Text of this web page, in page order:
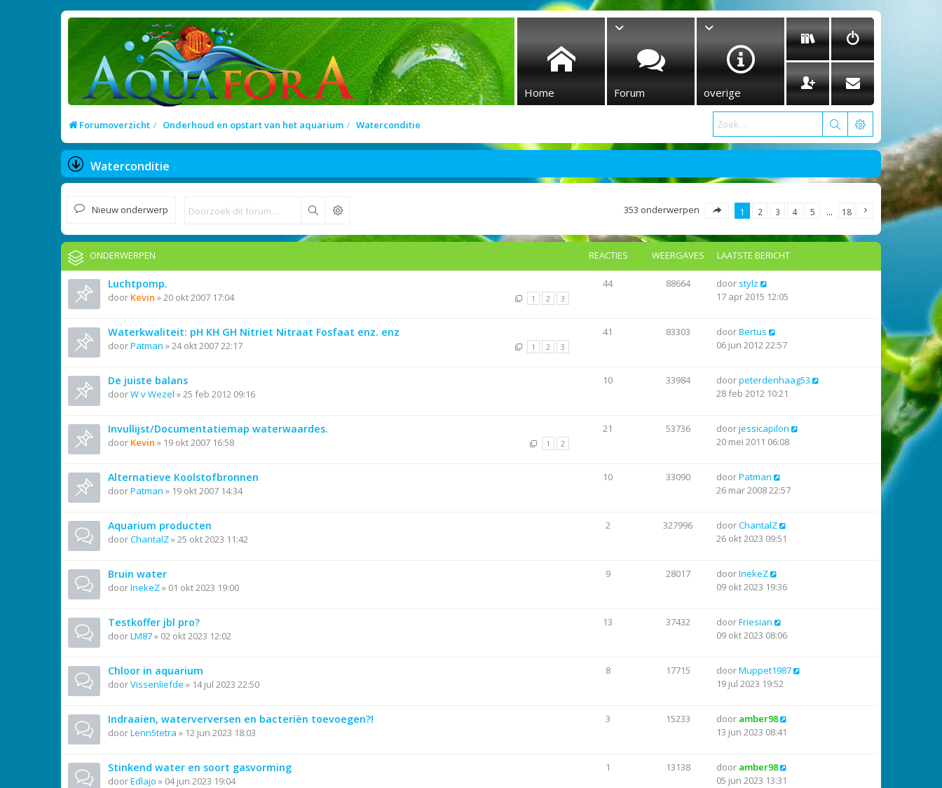
Home Forum overige
Forumoverzicht Onderhoud en opstart van het aquarium Waterconditie
Waterconditie
Nieuw onderwerp Zoek 353 onderwerpen 1 2 3 4 5 … 18
ONDERWERPEN REACTIES WEERGAVES LAATSTE BERICHT
Luchtpomp.
door Kevin »20 okt 2007 17:04 1 2 3
44 88664 door stylz
17 apr 2015 12:05
Waterkwaliteit: pH KH GH Nitriet Nitraat Fosfaat enz. enz
doorPatman »24 okt 2007 22:17 1 2 3
41 83303 doorBertus
06 jun 2012 22:57
De juiste balans
doorW v Wezel »25 feb 2012 09:16
10 33984 doorpeterdenhaag53
28 feb 2012 10:21
Invullijst/Documentatiemap waterwaardes.
door Kevin » 19 okt 2007 16:58 1 2
21 53736 doorjessicapilon
20 mei 2011 06:08
Alternatieve Koolstofbronnen
doorPatman » 19 okt 2007 14:34
10 33090 doorPatman
26 mar 2008 22:57
Aquarium producten
doorChantalZ»25 okt 2023 11:42
2 327996 doorChantalZ
26 okt 2023 09:51
Bruin water
doorInekeZ» 01 okt 2023 19:00
9 28017 doorInekeZ
09 okt 2023 19:36
Testkoffer jbl pro?
doorLM87» 02 okt 2023 12:02
13 37432 doorFriesian
09 okt 2023 08:06
Chloor in aquarium
doorVissenliefde » 14 jul 2023 22:50
8 17715 doorMuppet1987
19 jul 2023 19:52
Indraaien, waterverversen en bacteriën toevoegen?!
doorLenn5tetra » 12 jun 2023 18:03
3 15233 door amber98
13 jun 2023 08:41
Stinkend water en soort gasvorming
doorEdlajo » 04 jun 2023 19:04
1 13138 door amber98
05 jun 2023 13:31